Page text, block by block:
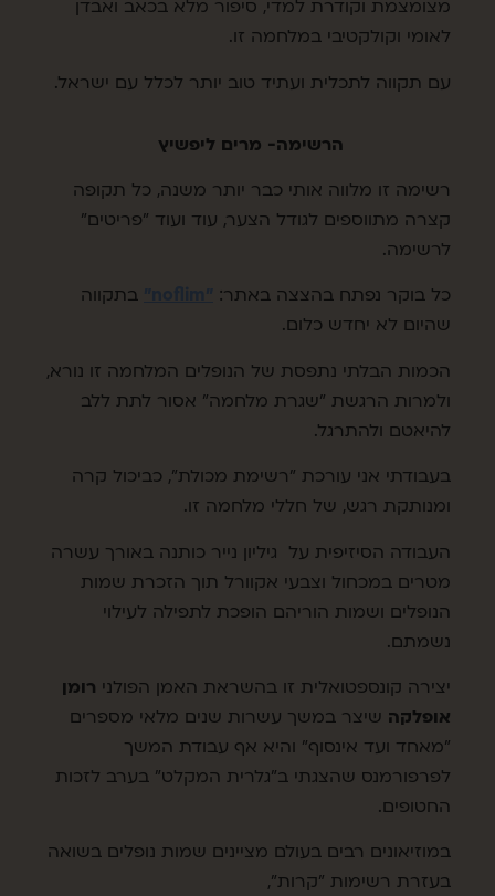
מצומצמת וקודרת למדי, סיפור מלא בכאב ואבדן
לאומי וקולקטיבי במלחמה זו.
עם תקווה לתכלית ועתיד טוב יותר לכלל עם ישראל.
הרשימה- מרים ליפשיץ
רשימה זו מלווה אותי כבר יותר משנה, כל תקופה
קצרה מתווספים לגודל הצער, עוד ועוד "פריטים"
לרשימה.
כל בוקר נפתח בהצצה באתר:
בתקווה
שהיום לא יחדש כלום.
הכמות הבלתי נתפסת של הנופלים המלחמה זו נורא,
ולמרות הרגשת "שגרת מלחמה" אסור לתת ללב
להיאטם ולהתרגל.
בעבודתי אני עורכת "רשימת מכולת", כביכול קרה
ומנותקת רגש, של חללי מלחמה זו.
העבודה הסיזיפית על גיליון נייר כותנה באורך עשרה
מטרים במכחול וצבעי אקוורל תוך הזכרת שמות
הנופלים ושמות הוריהם הופכת לתפילה לעילוי
נשמתם.
יצירה קונספטואלית זו בהשראת האמן הפולני רומן
אופלקה שיצר במשך עשרות שנים מלאי מספרים
"מאחד ועד אינסוף" והיא אף עבודת המשך
לפרפורמנס שהצגתי ב"גלרית המקלט" בערב לזכות
החטופים.
במוזיאונים רבים בעולם מציינים שמות נופלים בשואה
בעזרת רשימות "קרות",